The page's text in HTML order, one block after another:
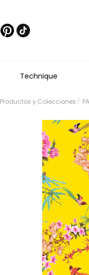
Technique
Productos y Colecciones